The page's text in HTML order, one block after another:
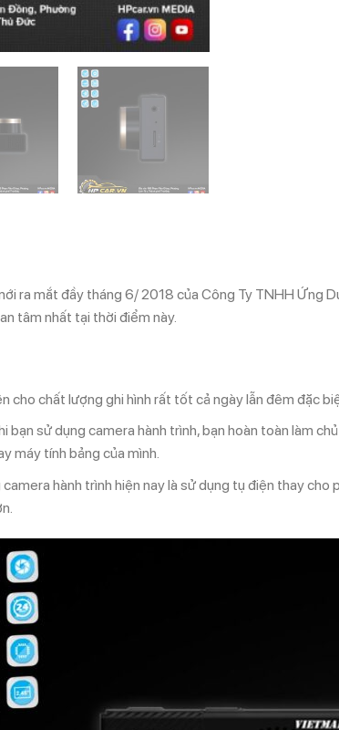
ra mắt đầy tháng 6/ 2018 của Công Ty TNHH Ứng
tâm nhất tại thời điểm này.
cho chất lượng ghi hình rất tốt cả ngày lẫn đêm đặc
sử dụng camera hành trình, bạn hoàn toàn làm
máy tính bảng của mình.
hành trình hiện nay là sử dụng tụ điện thay